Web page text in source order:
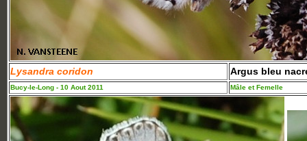
Lysandra coridon Argus bleu
Bucy-le-Long - 10 Aout 2011 Mâle et Femelle